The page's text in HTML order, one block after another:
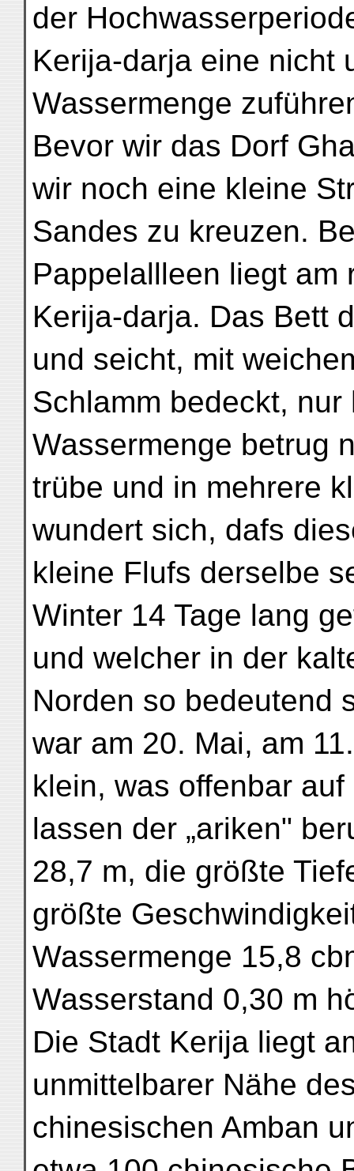
der
Kerija-darja eine nicht
Wassermenge
Bevor wir das Dorf
wir noch eine kleine
Sandes zu kreuzen.
Pappelallleen liegt am
Kerija-darja. Das Bett
und seicht, mit
Schlamm bedeckt,
Wassermenge betrug
trübe und in mehrere
wundert sich, dafs
kleine Flufs derselbe
Winter 14 Tage lang
und welcher in der
Norden so bedeutend
war am 20. Mai, am
klein, was offenbar auf
lassen der „ariken"
28,7 m, die größte
größte
Wassermenge 15,8
Wasserstand 0,30 m
Die Stadt Kerija liegt
unmittelbarer Nähe
chinesischen Amban